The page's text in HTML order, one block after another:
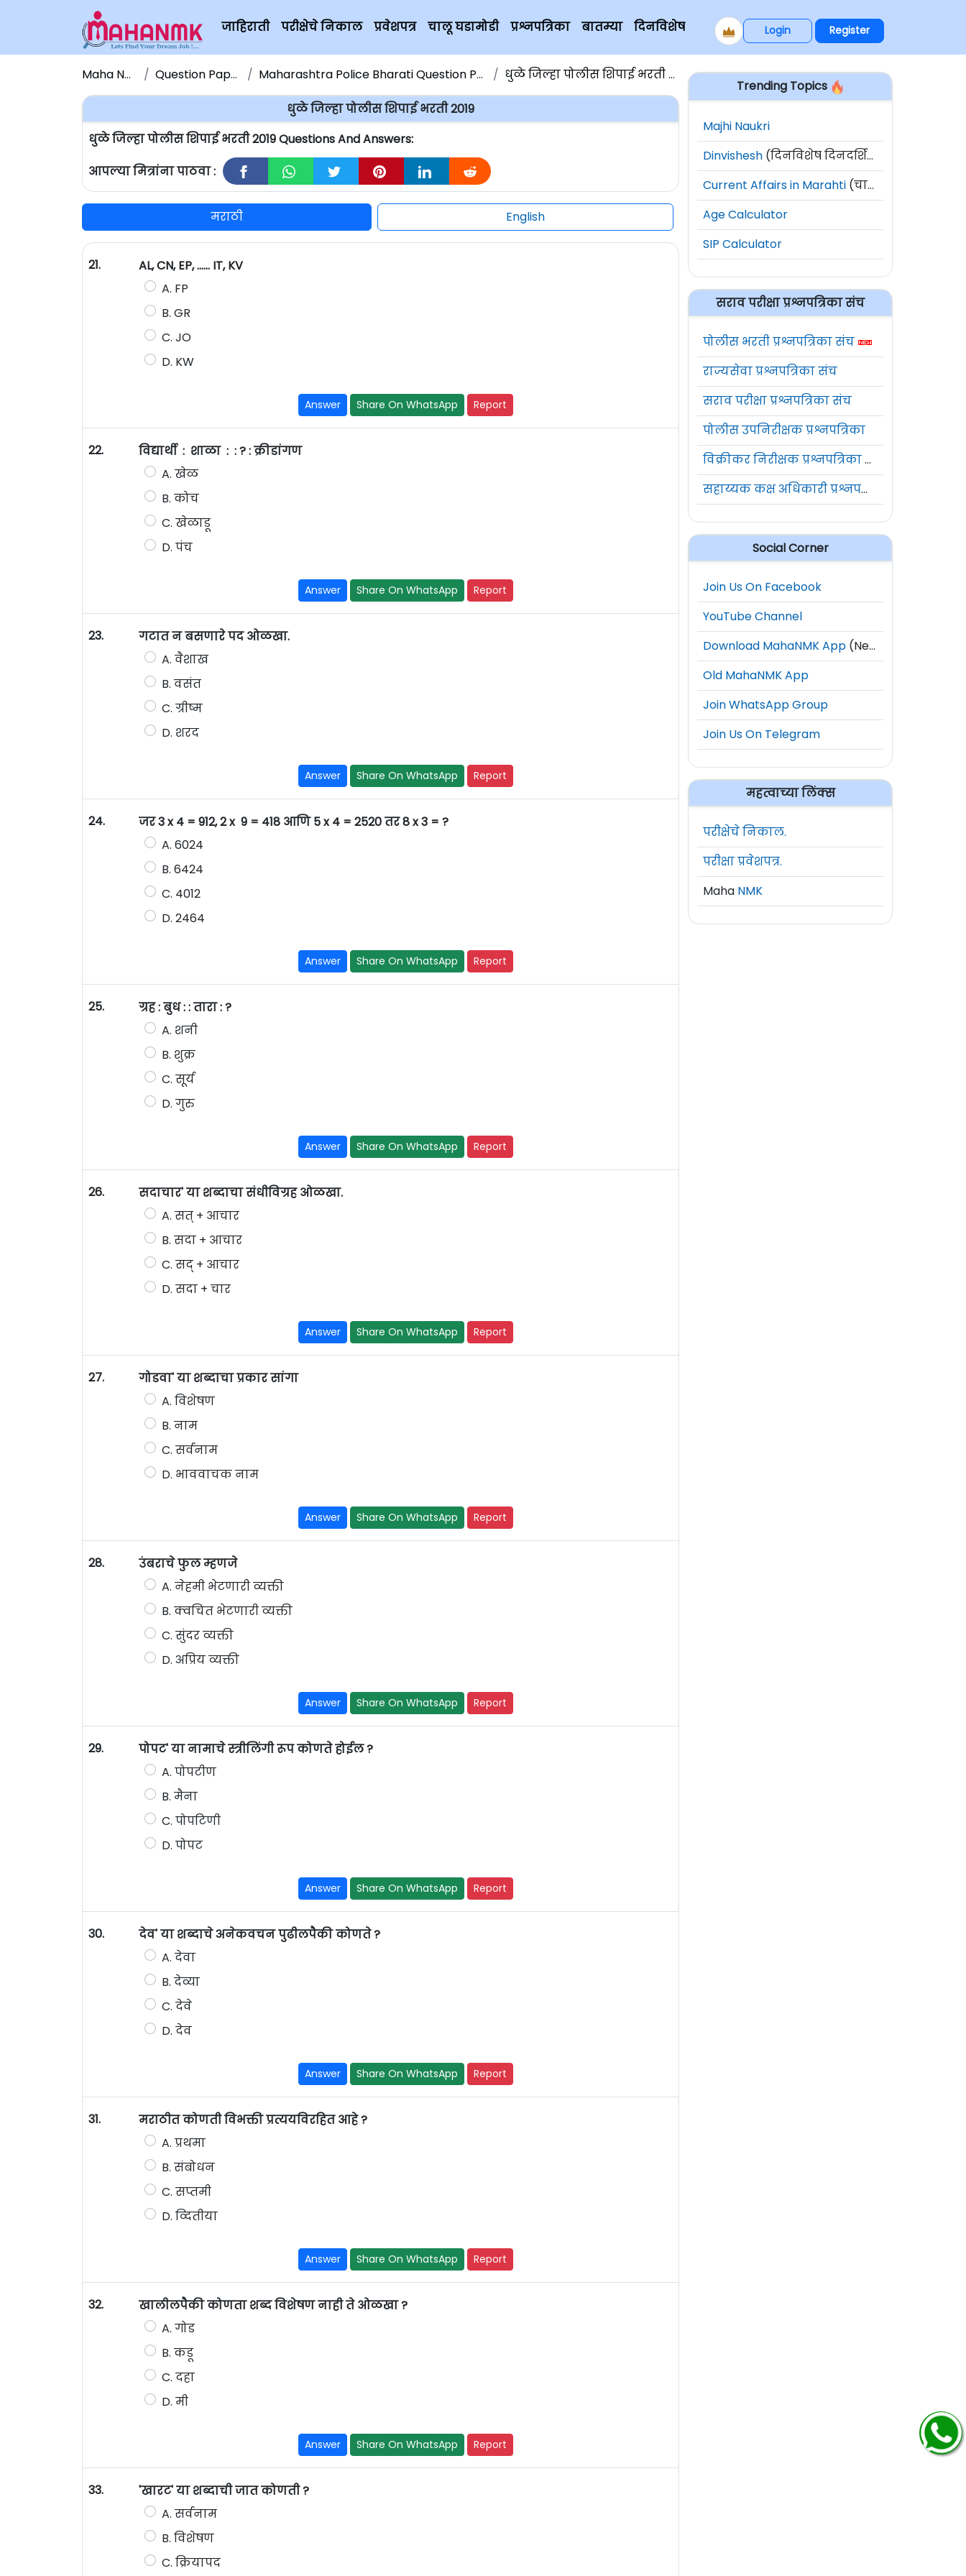
जाहिराती परीक्षेचे निकाल प्रवेशपत्र चालू घडामोडी प्रश्नपत्रिका बातम्या दिनविशेष Login Register
Maha NMK Question Papers Maharashtra Police Bharati Question Paper धुळे जिल्हा पोलीस शिपाई भरती 2019
धुळे जिल्हा पोलीस शिपाई भरती 2019
धुळे जिल्हा पोलीस शिपाई भरती 2019 Questions And Answers:
आपल्या मित्रांना पाठवा :
मराठी English
21.
AL, CN, EP, ...... IT, KV
A. FP
B. GR
C. JO
D. KW
Answer Share On WhatsApp Report
22.
विद्यार्थी : शाळा : : ? : क्रीडांगण
A. खेळ
B. कोच
C. खेळाडू
D. पंच
Answer Share On WhatsApp Report
23.
गटात न बसणारे पद ओळखा.
A. वैशाख
B. वसंत
C. ग्रीष्म
D. शरद
Answer Share On WhatsApp Report
24.
जर 3 x 4 = 912, 2 x 9 = 418 आणि 5 x 4 = 2520 तर 8 x 3 = ?
A. 6024
B. 6424
C. 4012
D. 2464
Answer Share On WhatsApp Report
25.
ग्रह : बुध : : तारा : ?
A. शनी
B. शुक्र
C. सूर्य
D. गुरु
Answer Share On WhatsApp Report
26.
सदाचार' या शब्दाचा संधीविग्रह ओळखा.
A. सत् + आचार
B. सदा + आचार
C. सद् + आचार
D. सदा + चार
Answer Share On WhatsApp Report
27.
गोडवा' या शब्दाचा प्रकार सांगा
A. विशेषण
B. नाम
C. सर्वनाम
D. भाववाचक नाम
Answer Share On WhatsApp Report
28.
उंबराचे फुल म्हणजे
A. नेहमी भेटणारी व्यक्ती
B. क्वचित भेटणारी व्यक्ती
C. सुंदर व्यक्ती
D. अप्रिय व्यक्ती
Answer Share On WhatsApp Report
29.
पोपट' या नामाचे स्त्रीलिंगी रूप कोणते होईल ?
A. पोपटीण
B. मैना
C. पोपटिणी
D. पोपट
Answer Share On WhatsApp Report
30.
देव' या शब्दाचे अनेकवचन पुढीलपैकी कोणते ?
A. देवा
B. देव्या
C. देवे
D. देव
Answer Share On WhatsApp Report
31.
मराठीत कोणती विभक्ती प्रत्ययविरहित आहे ?
A. प्रथमा
B. संबोधन
C. सप्तमी
D. व्दितीया
Answer Share On WhatsApp Report
32.
खालीलपैकी कोणता शब्द विशेषण नाही ते ओळखा ?
A. गोड
B. कडू
C. दहा
D. मी
Answer Share On WhatsApp Report
33.
'खारट' या शब्दाची जात कोणती ?
A. सर्वनाम
B. विशेषण
C. क्रियापद
Trending Topics
Majhi Naukri
Dinvishesh (दिनविशेष दिनदर्शिका)
Current Affairs in Marahti (चालू घडामोडी)
Age Calculator
SIP Calculator
सराव परीक्षा प्रश्नपत्रिका संच
पोलीस भरती प्रश्नपत्रिका संच
राज्यसेवा प्रश्नपत्रिका संच
सराव परीक्षा प्रश्नपत्रिका संच
पोलीस उपनिरीक्षक प्रश्नपत्रिका
विक्रीकर निरीक्षक प्रश्नपत्रिका संच
सहाय्यक कक्ष अधिकारी प्रश्नपत्रिका संच
Social Corner
Join Us On Facebook
YouTube Channel
Download MahaNMK App (New)
Old MahaNMK App
Join WhatsApp Group
Join Us On Telegram
महत्वाच्या लिंक्स
परीक्षेचे निकाल.
परीक्षा प्रवेशपत्र.
Maha NMK